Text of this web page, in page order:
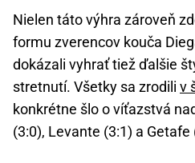
Nielen táto výhra zároveň
formu zverencov kouča
dokázali vyhrať tiež ďalšie
stretnutí. Všetky sa zrodili v
konkrétne šlo o víťazstvá
(3:0), Levante (3:1) a Getafe